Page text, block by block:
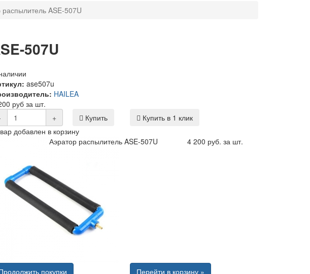
распылитель ASE-507U
507U
ase507u
HAILEA
руб за шт.
+ Купить
Купить в 1 клик
добавлен в корзину
Аэратор распылитель ASE-507U
4 200 руб. за шт.
покупки
Перейти в корзину »